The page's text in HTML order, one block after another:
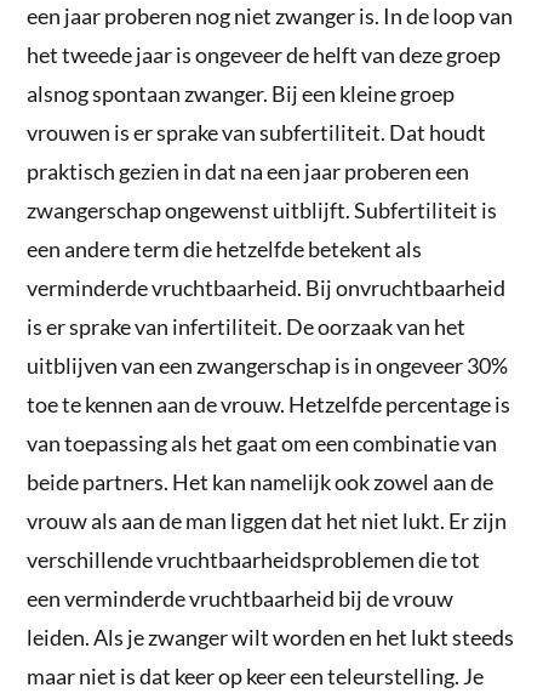
een jaar proberen nog niet zwanger is. In de loop van
het tweede jaar is ongeveer de helft van deze groep
alsnog spontaan zwanger. Bij een kleine groep
vrouwen is er sprake van subfertiliteit. Dat houdt
praktisch gezien in dat na een jaar proberen een
zwangerschap ongewenst uitblijft. Subfertiliteit is
een andere term die hetzelfde betekent als
verminderde vruchtbaarheid. Bij onvruchtbaarheid
is er sprake van infertiliteit. De oorzaak van het
uitblijven van een zwangerschap is in ongeveer 30%
toe te kennen aan de vrouw. Hetzelfde percentage is
van toepassing als het gaat om een combinatie van
beide partners. Het kan namelijk ook zowel aan de
vrouw als aan de man liggen dat het niet lukt. Er zijn
verschillende vruchtbaarheidsproblemen die tot
een verminderde vruchtbaarheid bij de vrouw
leiden. Als je zwanger wilt worden en het lukt steeds
maar niet is dat keer op keer een teleurstelling. Je